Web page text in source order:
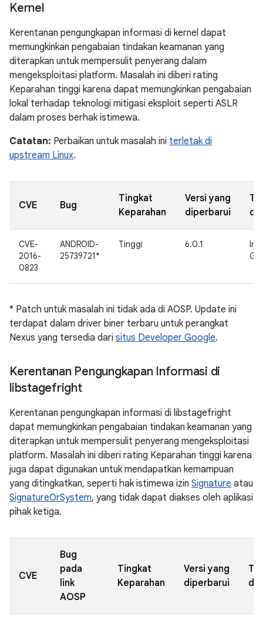
Kernel
Kerentanan pengungkapan informasi di kernel dapat
memungkinkan pengabaian tindakan keamanan yang
diterapkan untuk mempersulit penyerang dalam
mengeksploitasi platform. Masalah ini diberi rating
Keparahan tinggi karena dapat memungkinkan pengabaian
lokal terhadap teknologi mitigasi eksploit seperti ASLR
dalam proses berhak istimewa.
Catatan: Perbaikan untuk masalah ini terletak di
upstream Linux.
CVE Bug
Tingkat
Keparahan
Versi yang
diperbarui
CVE-
2016-
0823
ANDROID-
25739721*
Tinggi 6.0.1
* Patch untuk masalah ini tidak ada di AOSP. Update ini
terdapat dalam driver biner terbaru untuk perangkat
Nexus yang tersedia dari situs Developer Google.
Kerentanan Pengungkapan Informasi di
libstagefright
Kerentanan pengungkapan informasi di libstagefright
dapat memungkinkan pengabaian tindakan keamanan yang
diterapkan untuk mempersulit penyerang mengeksploitasi
platform. Masalah ini diberi rating Keparahan tinggi karena
juga dapat digunakan untuk mendapatkan kemampuan
yang ditingkatkan, seperti hak istimewa izin Signature atau
SignatureOrSystem, yang tidak dapat diakses oleh aplikasi
pihak ketiga.
CVE
Bug
pada
link
AOSP
Tingkat
Keparahan
Versi yang
diperbarui